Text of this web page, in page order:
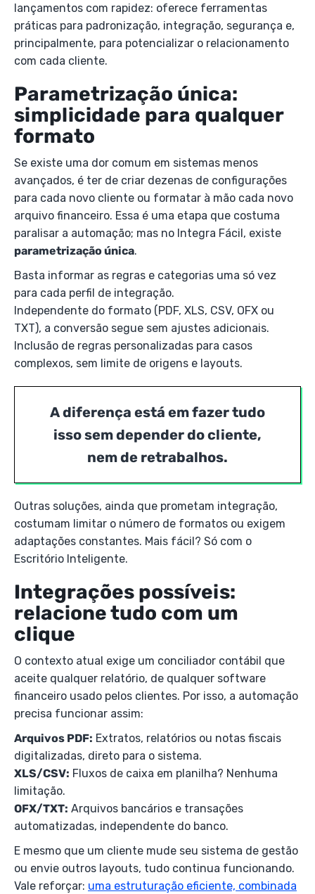
lançamentos com rapidez: oferece ferramentas
práticas para padronização, integração, segurança e,
principalmente, para potencializar o relacionamento
com cada cliente.
Parametrização única:
simplicidade para qualquer
formato
Se existe uma dor comum em sistemas menos
avançados, é ter de criar dezenas de configurações
para cada novo cliente ou formatar à mão cada novo
arquivo financeiro. Essa é uma etapa que costuma
paralisar a automação; mas no Integra Fácil, existe
parametrização única.
Basta informar as regras e categorias uma só vez
para cada perfil de integração.
Independente do formato (PDF, XLS, CSV, OFX ou
TXT), a conversão segue sem ajustes adicionais.
Inclusão de regras personalizadas para casos
complexos, sem limite de origens e layouts.
A diferença está em fazer tudo
isso sem depender do cliente,
nem de retrabalhos.
Outras soluções, ainda que prometam integração,
costumam limitar o número de formatos ou exigem
adaptações constantes. Mais fácil? Só com o
Escritório Inteligente.
Integrações possíveis:
relacione tudo com um
clique
O contexto atual exige um conciliador contábil que
aceite qualquer relatório, de qualquer software
financeiro usado pelos clientes. Por isso, a automação
precisa funcionar assim:
Arquivos PDF: Extratos, relatórios ou notas fiscais
digitalizadas, direto para o sistema.
XLS/CSV: Fluxos de caixa em planilha? Nenhuma
limitação.
OFX/TXT: Arquivos bancários e transações
automatizadas, independente do banco.
E mesmo que um cliente mude seu sistema de gestão
ou envie outros layouts, tudo continua funcionando.
Vale reforçar: uma estruturação eficiente, combinada